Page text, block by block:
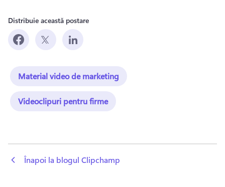
Distribuie această postare
Material video de marketing
Videoclipuri pentru firme
Înapoi la blogul Clipchamp